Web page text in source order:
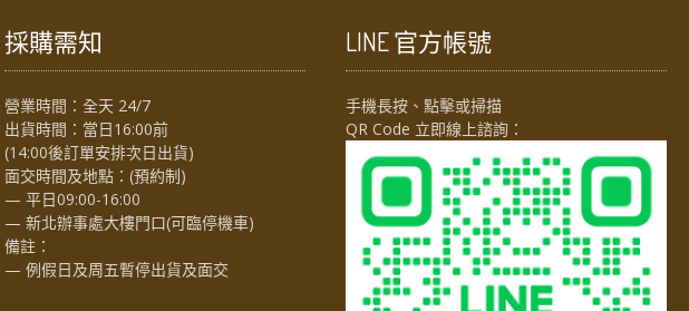
採購需知
營業時間：全天 24/7
出貨時間：當日16:00前
(14:00後訂單安排次日出貨)
面交時間及地點：(預約制)
— 平日09:00-16:00
— 新北辦事處大樓門口(可臨停機車)
備註：
— 例假日及周五暫停出貨及面交
LINE 官方帳號
手機長按、點擊或掃描
QR Code 立即線上諮詢：